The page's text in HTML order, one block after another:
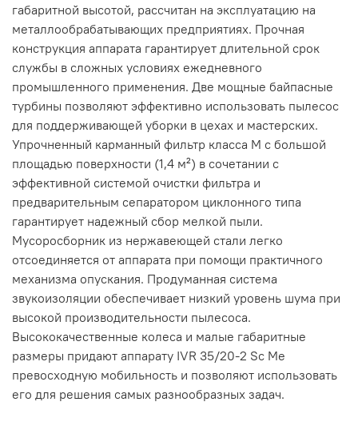
габаритной высотой, рассчитан на эксплуатацию на
металлообрабатывающих предприятиях. Прочная
конструкция аппарата гарантирует длительной срок
службы в сложных условиях ежедневного
промышленного применения. Две мощные байпасные
турбины позволяют эффективно использовать пылесос
для поддерживающей уборки в цехах и мастерских.
Упрочненный карманный фильтр класса M с большой
площадью поверхности (1,4 м²) в сочетании с
эффективной системой очистки фильтра и
предварительным сепаратором циклонного типа
гарантирует надежный сбор мелкой пыли.
Мусоросборник из нержавеющей стали легко
отсоединяется от аппарата при помощи практичного
механизма опускания. Продуманная система
звукоизоляции обеспечивает низкий уровень шума при
высокой производительности пылесоса.
Высококачественные колеса и малые габаритные
размеры придают аппарату IVR 35/20-2 Sc Me
превосходную мобильность и позволяют использовать
его для решения самых разнообразных задач.